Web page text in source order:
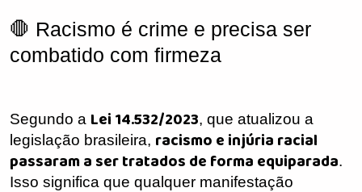
🛑 Racismo é crime e precisa ser
combatido com firmeza
Segundo a Lei 14.532/2023, que atualizou a
legislação brasileira, racismo e injúria racial
passaram a ser tratados de forma equiparada.
Isso significa que qualquer manifestação